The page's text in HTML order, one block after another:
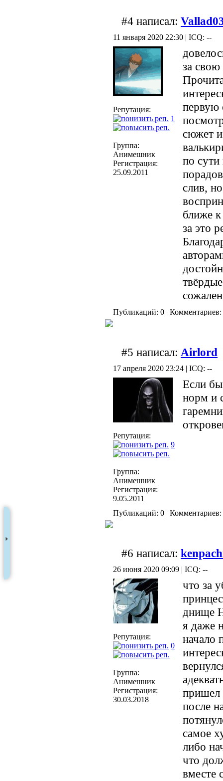
#4 написал:
11 января 2020 22:30 | ICQ: --
Репутация:
1
Группа:
Анимешник
Регистрация:
25.09.2011
за свою
первую
сюжет
по сути
слив,
ближе
за это
Публикаций: 0 | Комментариев:
#5 написал: Airlord
17 апреля 2020 23:24 | ICQ: --
Репутация:
9
Группа:
Анимешник
Регистрация:
9.05.2011
Если
норм и
Публикаций: 0 | Комментариев:
#6 написал:
26 июня 2020 09:09 | ICQ: --
Репутация:
0
Группа:
Анимешник
Регистрация:
30.03.2018
что за
я даже
начало
пришел
после
самое
либо
что
вместе